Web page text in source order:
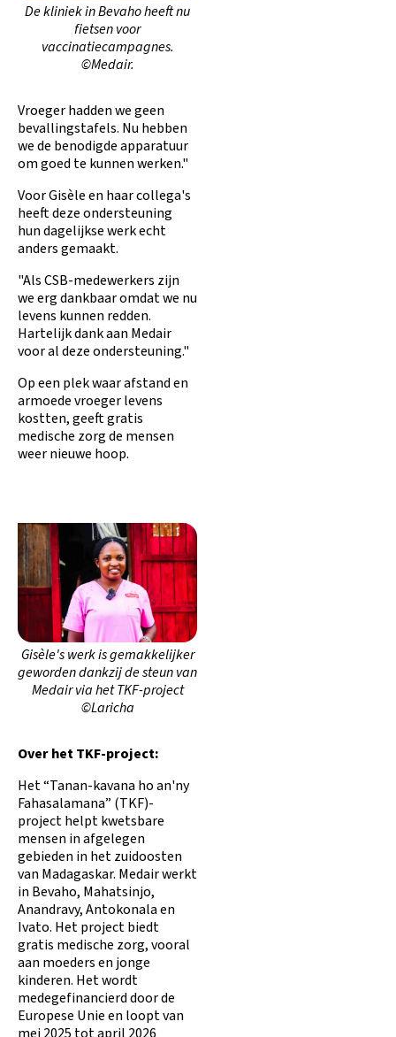
De kliniek in Bevaho heeft nu
fietsen voor
vaccinatiecampagnes.
©Medair.
Vroeger hadden we geen
bevallingstafels. Nu hebben
we de benodigde apparatuur
om goed te kunnen werken."
Voor Gisèle en haar collega's
heeft deze ondersteuning
hun dagelijkse werk echt
anders gemaakt.
"Als CSB-medewerkers zijn
we erg dankbaar omdat we nu
levens kunnen redden.
Hartelijk dank aan Medair
voor al deze ondersteuning."
Op een plek waar afstand en
armoede vroeger levens
kostten, geeft gratis
medische zorg de mensen
weer nieuwe hoop.
Gisèle's werk is gemakkelijker
geworden dankzij de steun van
Medair via het TKF-project
©Laricha
Over het TKF-project:
Het “Tanan-kavana ho an'ny
Fahasalamana” (TKF)-
project helpt kwetsbare
mensen in afgelegen
gebieden in het zuidoosten
van Madagaskar. Medair werkt
in Bevaho, Mahatsinjo,
Anandravy, Antokonala en
Ivato. Het project biedt
gratis medische zorg, vooral
aan moeders en jonge
kinderen. Het wordt
medegefinancierd door de
Europese Unie en loopt van